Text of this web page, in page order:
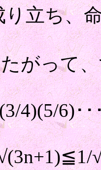
立ち、
がって
･････